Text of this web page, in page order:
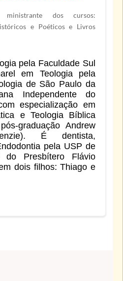
ministrante dos cursos:
e Poéticos e Livros
pela Faculdade Sul
em Teologia pela
de São Paulo da
Independente do
especialização em
e Teologia Bíblica
graduação Andrew
É dentista,
pela USP de
do Presbítero Flávio
dois filhos: Thiago e